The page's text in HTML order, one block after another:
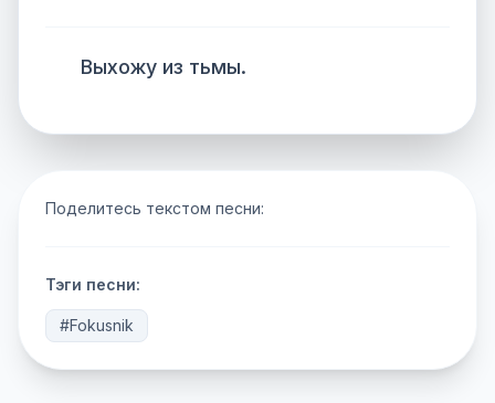
Выхожу из тьмы.
Поделитесь текстом песни:
Тэги песни:
#Fokusnik